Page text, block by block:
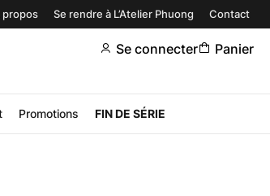
propos Se rendre à L’Atelier Phuong Contact
Se connecter Panier
Promotions FIN DE SÉRIE